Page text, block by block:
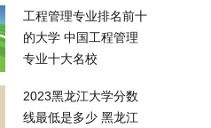
工程管理专业排名前十
的大学 中国工程管理
专业十大名校
2023黑龙江大学分数
线最低是多少 黑龙江